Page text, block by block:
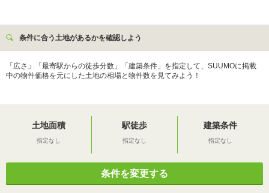
条件に合う土地があるかを確認しよう
「広さ」「最寄駅からの徒歩分数」「建築条件」を指定して、SUUMOに掲載
中の物件価格を元にした土地の相場と物件数を見てみよう！
土地面積
指定なし
駅徒歩
指定なし
建築条件
指定なし
条件を変更する